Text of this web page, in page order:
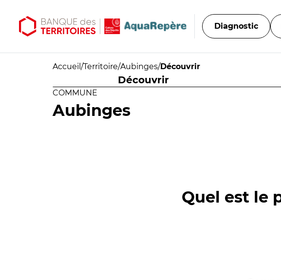
Diagnostic
Accueil /Territoire/Aubinges/Découvrir
Découvrir
COMMUNE
Aubinges
Quel est le